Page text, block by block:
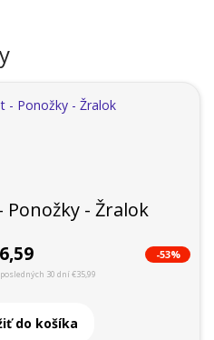
Ponožky - Žralok
-53%
30 dní €35,99
do košíka